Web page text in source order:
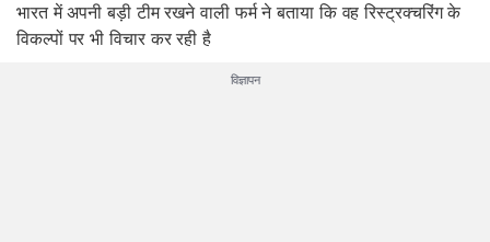
भारत में अपनी बड़ी टीम रखने वाली फर्म ने बताया कि वह रिस्ट्रक्चरिंग के
विकल्पों पर भी विचार कर रही है
विज्ञापन